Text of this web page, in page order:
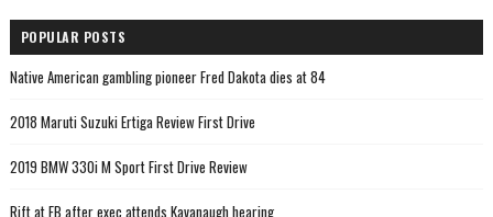
POPULAR POSTS
Native American gambling pioneer Fred Dakota dies at 84
2018 Maruti Suzuki Ertiga Review First Drive
2019 BMW 330i M Sport First Drive Review
Rift at FB after exec attends Kavanaugh hearing